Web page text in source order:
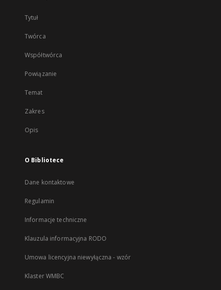
Tytuł
Twórca
Współtwórca
Powiązanie
Temat
Zakres
Opis
O Bibliotece
Dane kontaktowe
Regulamin
Informacje techniczne
Klauzula informacyjna RODO
Umowa licencyjna niewyłączna - wzór
Klaster WMBC